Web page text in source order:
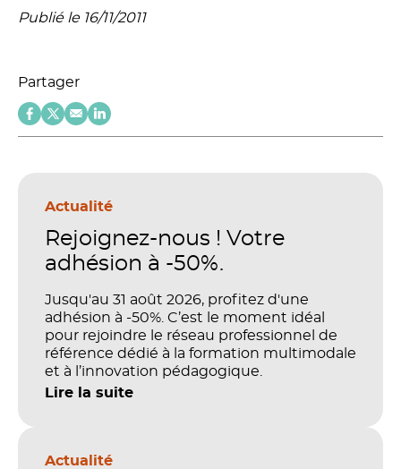
Publié le 16/11/2011
Partager
Actualité
Rejoignez-nous ! Votre
adhésion à -50%.
Jusqu'au 31 août 2026, profitez d'une
adhésion à -50%. C’est le moment idéal
pour rejoindre le réseau professionnel de
référence dédié à la formation multimodale
et à l’innovation pédagogique.
Lire la suite
Actualité